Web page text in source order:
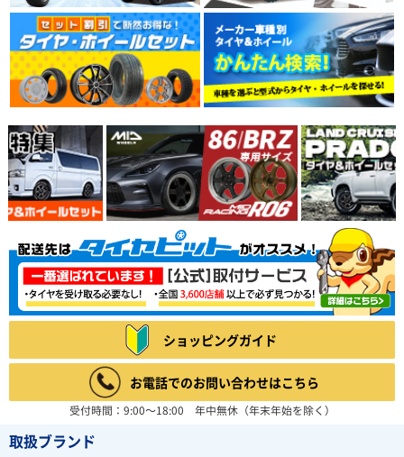
ショッピングガイド
お電話でのお問い合わせはこちら
受付時間：9:00～18:00 年中無休（年末年始を除く）
取扱ブランド